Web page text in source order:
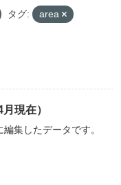
タグ:
area
現在）
集したデータです。